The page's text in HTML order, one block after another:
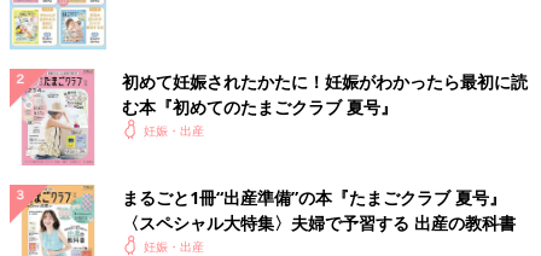
します。
春野菜と牛肉のトマトソースパスタ【妊
す。おいしくて栄養たっぷりな食材を使って、
カロリーを抑えたメニューを紹介します。旬の
食材を使うとお値段も抑えめになり、おすすめ
初めて妊娠されたかたに！妊娠がわかったら最初に読
む本『初めてのたまごクラブ 夏号』
妊娠・出産
まるごと1冊“出産準備”の本『たまごクラブ 夏号』
〈スペシャル大特集〉夫婦で予習する 出産の教科書
妊娠・出産